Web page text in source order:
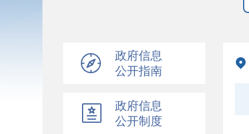
政府信息
公开指南
政府信息
公开制度